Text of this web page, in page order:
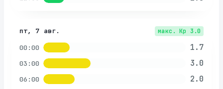
пт, 7 авг. макс. Kp 3.0
00:00 1.7
03:00 3.0
06:00 2.0